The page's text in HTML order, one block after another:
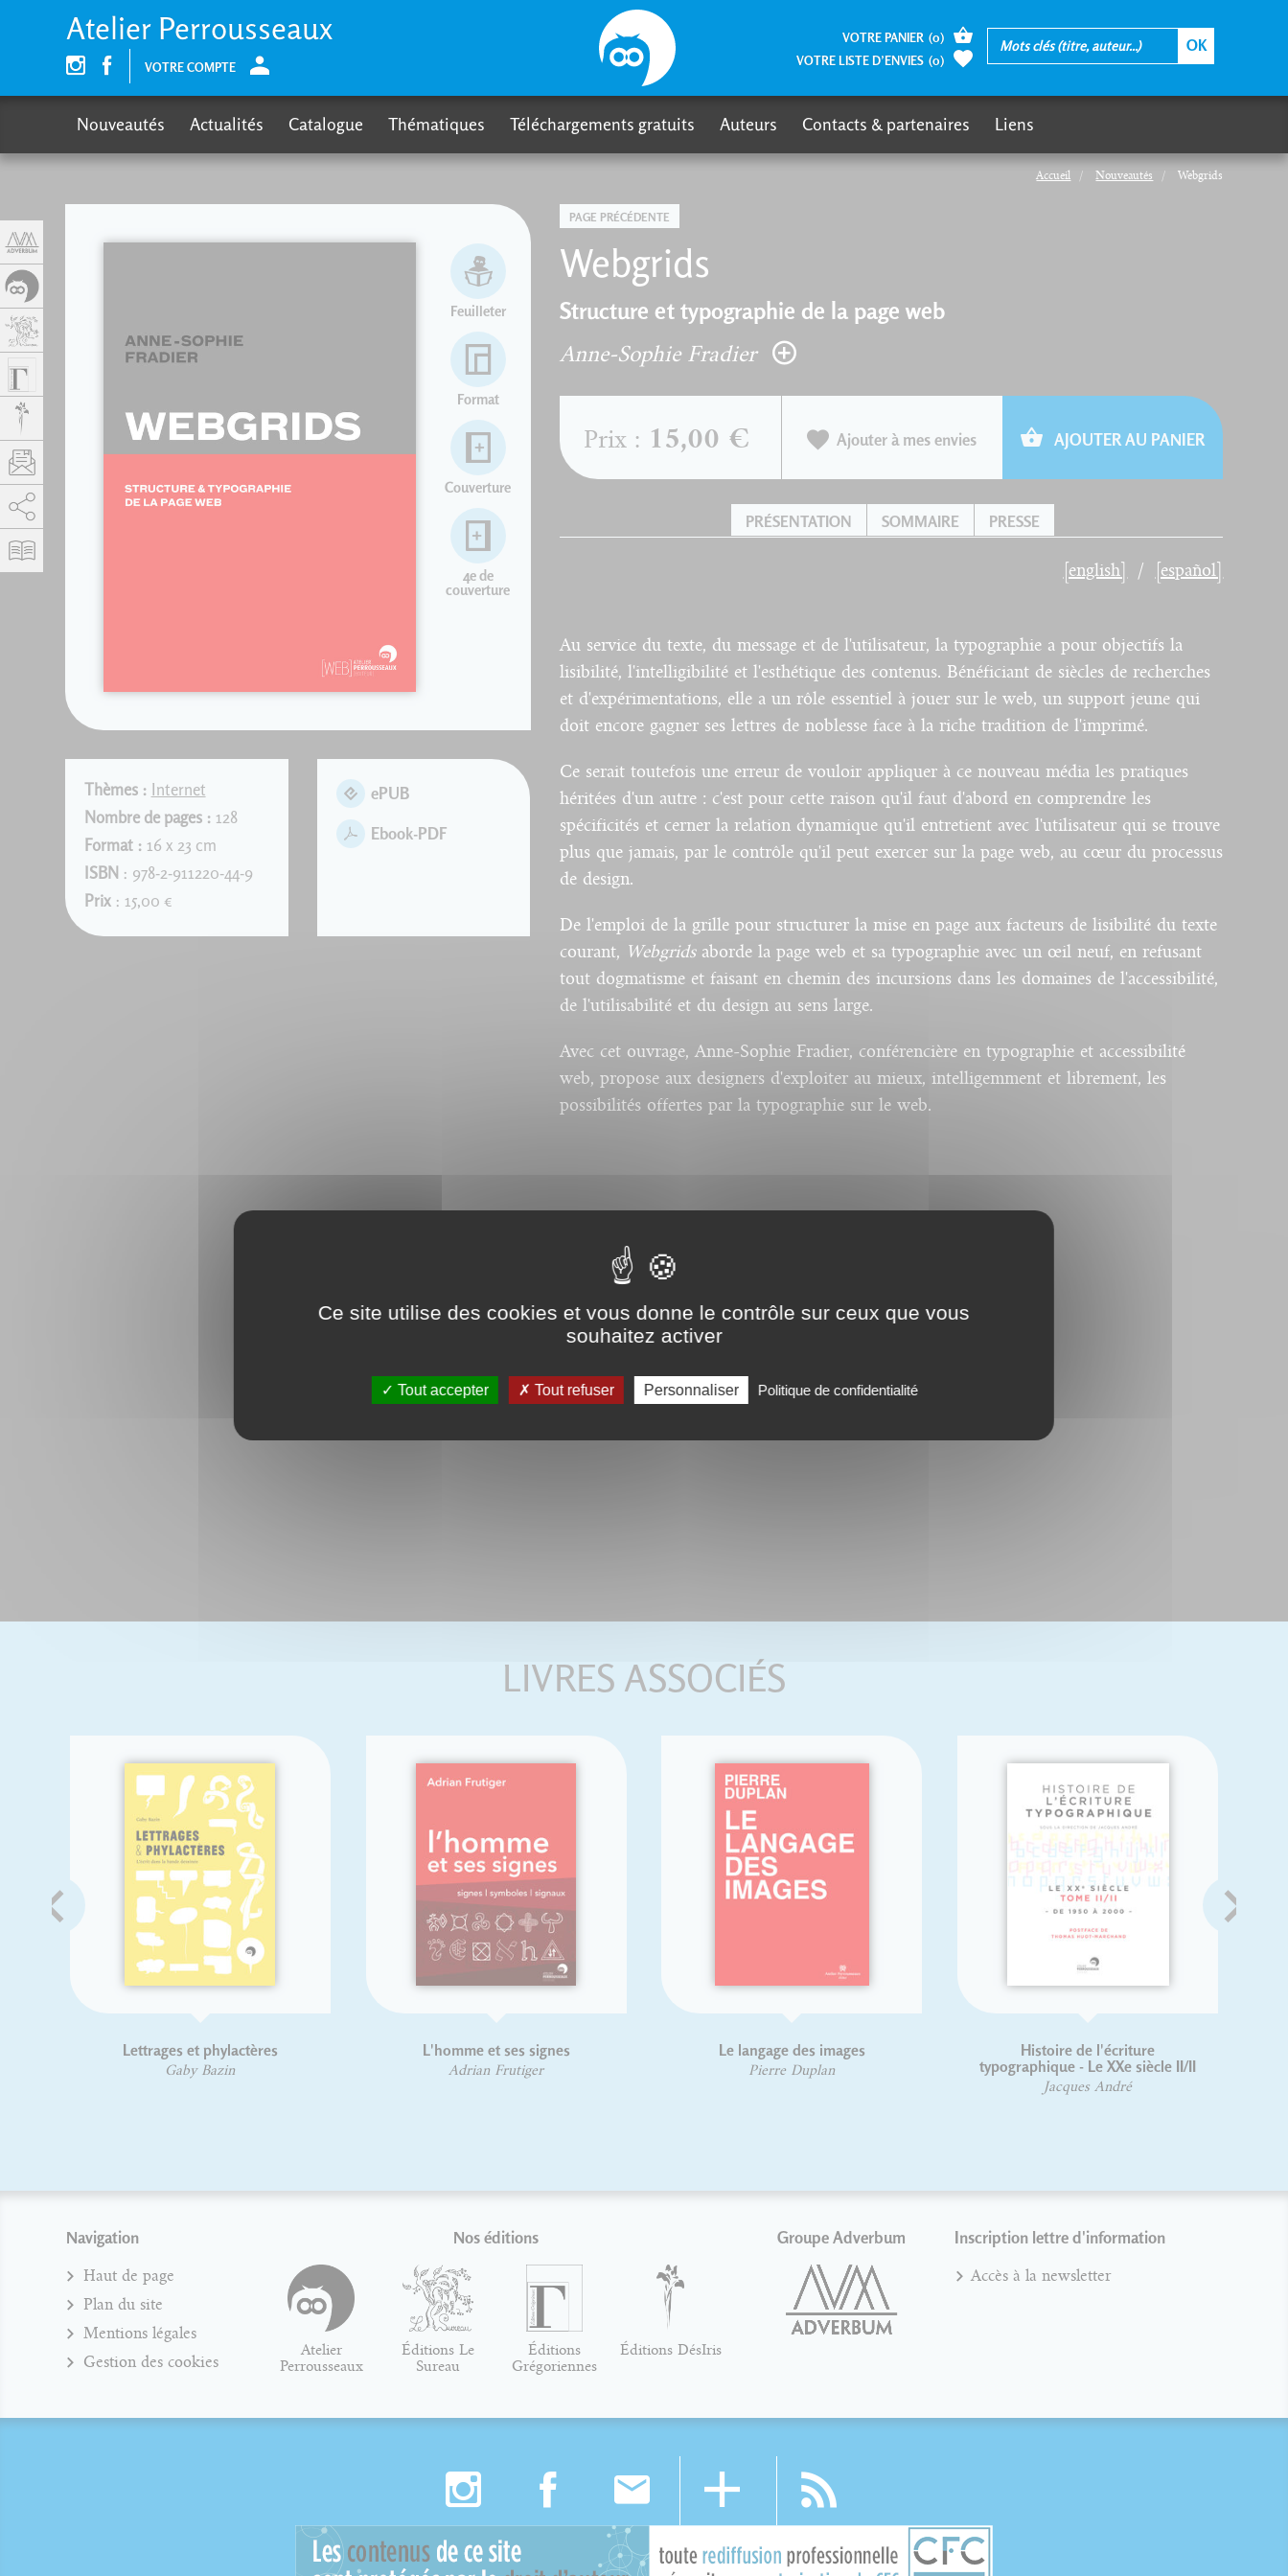
Accueil Nouveautés Webgrids
PAGE PRÉCÉDENTE
Webgrids
Structure et typographie de la page web
Anne-Sophie Fradier
Feuilleter
Format
Couverture
4e de
couverture
Thèmes : Internet
Nombre de pages : 128
Format : 16 x 23 cm
ISBN : 978-2-911220-44-9
Prix: 15,00 €
ePUB
Ebook-PDF
Prix : 15,00 € Ajouter à mes envies AJOUTER AU PANIER
PRÉSENTATION SOMMAIRE PRESSE
[english] [español]
Au service du texte, du message et de l'utilisateur, la typographie a pour objectifs la
lisibilité, l'intelligibilité et l'esthétique des contenus. Bénéficiant de siècles de recherches
et d'expérimentations, elle a un rôle essentiel à jouer sur le web, un support jeune qui
doit encore gagner ses lettres de noblesse face à la riche tradition de l'imprimé.
Ce serait toutefois une erreur de vouloir appliquer à ce nouveau média les pratiques
héritées d'un autre : c'est pour cette raison qu'il faut d'abord en comprendre les
spécificités et cerner la relation dynamique qu'il entretient avec l'utilisateur qui se trouve
plus que jamais, par le contrôle qu'il peut exercer sur la page web, au cœur du processus
de design.
De l'emploi de la grille pour structurer la mise en page aux facteurs de lisibilité du texte
courant, Webgridsaborde la page web et sa typographie avec un œil neuf, en refusant
tout dogmatisme et faisant en chemin des incursions dans les domaines de l'accessibilité,
de l'utilisabilité et du design au sens large.
Avec cet ouvrage, Anne-Sophie Fradier, conférencière en typographie et accessibilité
web, propose aux designers d'exploiter au mieux, intelligemment et librement, les
possibilités offertes par la typographie sur le web.
LIVRES ASSOCIÉS
Lettrages et phylactères
Gaby Bazin
L'homme et ses signes
Adrian Frutiger
Le langage des images
Pierre Duplan
Histoire de l'écriture
typographique - Le XXe siècle II/II
Jacques André
Navigation
Haut de page
Plan du site
Mentions légales
Gestion des cookies
Nos éditions
Atelier
Perrousseaux
Éditions Le
Sureau
Éditions
Grégoriennes
Éditions DésIris
Groupe Adverbum Inscription lettre d'information
Accès à la newsletter
Atelier Perrousseaux
VOTRE COMPTE
VOTRE PANIER (0)
VOTRE LISTE D’ENVIES (0)
Nouveautés Actualités Catalogue Thématiques Téléchargements gratuits Auteurs Contacts & partenaires Liens
AddThis est désactivé. Autoriser
Panneau de gestion des cookies
Ce site utilise des cookies et vous donne le contrôle sur ceux que vous
souhaitez activer
Tout accepter Tout refuser Personnaliser Politique de confidentialité